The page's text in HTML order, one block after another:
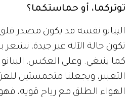
توتركما، أو حماستكما؟
البيانو نفسه قد يكون مصدر
تكون حالة الآلة غير جيدة، نشعر
كما ينبغي. وعلى العكس، البيانو
التعبير، ويجعلنا متحمستين
الهواء الطلق مع رياح قوية،